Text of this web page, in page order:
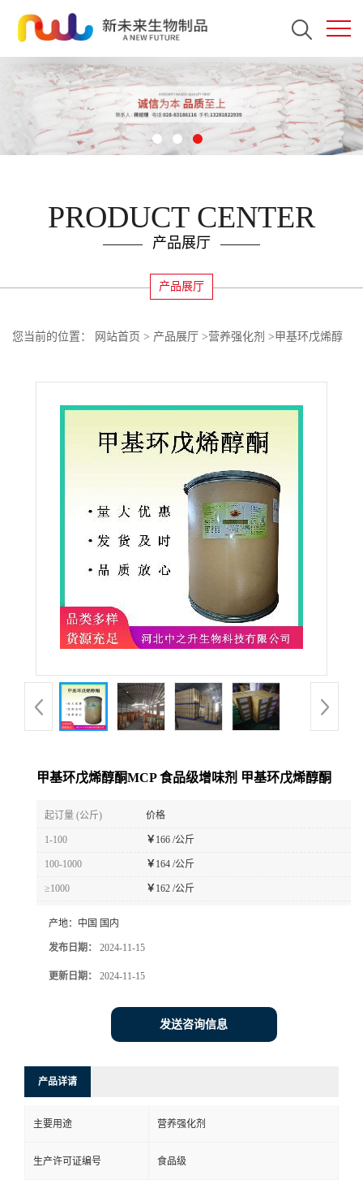
PRODUCT CENTER
产品展厅
产品展厅
您当前的位置： 网站首页 > 产品展厅 >营养强化剂 >甲基环戊烯醇
甲基环戊烯醇酮MCP 食品级增味剂 甲基环戊烯醇酮
起订量 (公斤) 价格
1-100 ￥ 166 /公斤
100-1000 ￥ 164 /公斤
≥1000 ￥ 162 /公斤
产地： 中国 国内
发布日期： 2024-11-15
更新日期： 2024-11-15
发送咨询信息
产品详请
主要用途 营养强化剂
生产许可证编号 食品级